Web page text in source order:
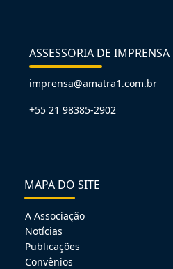
ASSESSORIA DE IMPRENSA
imprensa@amatra1.com.br
+55 21 98385-2902
MAPA DO SITE
A Associação
Notícias
Publicações
Convênios